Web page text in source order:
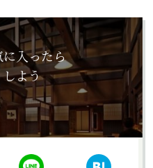
入ったら
よう